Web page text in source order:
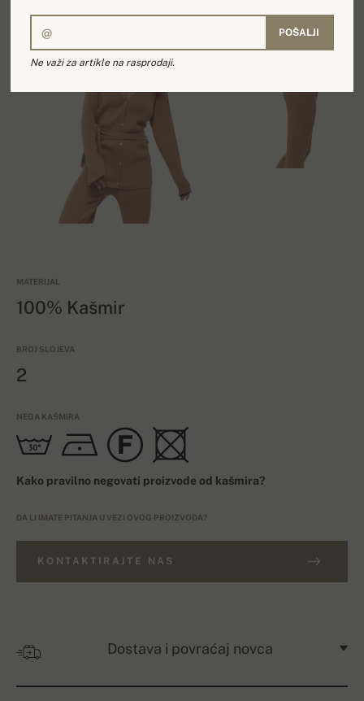
MATERIJAL
100% Kašmir
BROJ SLOJEVA
2
NEGA KAŠMIRA
Kako pravilno negovati proizvode od kašmira?
DA LI IMATE PITANJA U VEZI OVOG PROIZVODA?
KONTAKTIRAJTE NAS
Dostava i povraćaj novca
POŠALJI
Ne važi za artikle na rasprodaji.